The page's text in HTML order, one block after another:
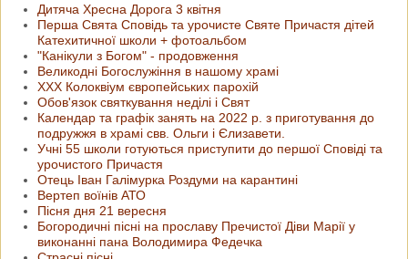
Дитяча Хресна Дорога 3 квiтня
Перша Свята Сповідь та урочисте Святе Причастя дітей
Катехитичної школи + фотоальбом
"Канікули з Богом" - продовження
Великодні Богослужіння в нашому храмі
ХХХ Колоквіум європейських парохій
Обов'язок святкування неділі і Свят
Календар та графік занять на 2022 р. з приготування до
подружжя в храмі свв. Ольги і Єлизавети.
Учні 55 школи готуються приступити до першої Сповіді та
урочистого Причастя
Отець Іван Галімурка Роздуми на карантині
Вертеп воїнів АТО
Пісня дня 21 вересня
Богородичні пісні на прославу Пречистої Діви Марії у
виконанні пана Володимира Федечка